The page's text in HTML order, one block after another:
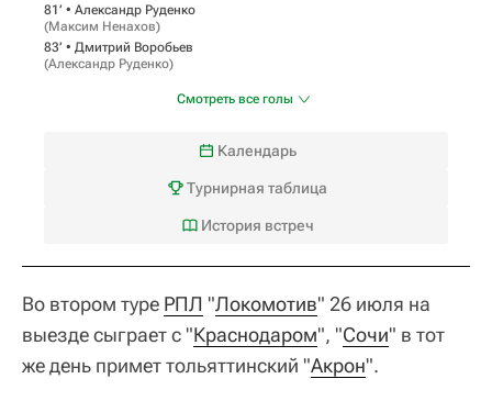
81‎’‎ • Александр Руденко
(Максим Ненахов)
83‎’‎ • Дмитрий Воробьев
(Александр Руденко)
Смотреть все голы
Календарь
Турнирная таблица
История встреч
Во втором туре РПЛ "Локомотив" 26 июля на
выезде сыграет с "Краснодаром", "Сочи" в тот
же день примет тольяттинский "Акрон".